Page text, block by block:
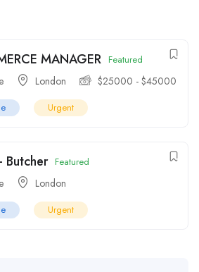
MANAGER Featured
London $25000 - $45000
Urgent
Butcher Featured
London
Urgent